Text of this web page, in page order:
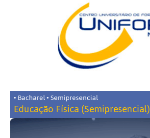
• Bacharel • Semipresencial
Educação Física (Semipresencial)